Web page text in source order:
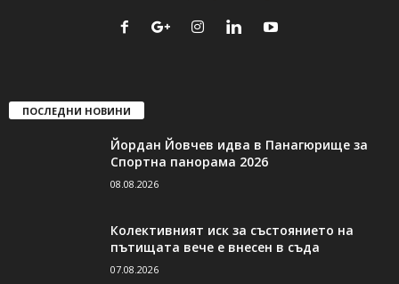
ПОСЛЕДНИ НОВИНИ
Йордан Йовчев идва в Панагюрище за
Спортна панорама 2026
08.08.2026
Колективният иск за състоянието на
пътищата вече е внесен в съда
07.08.2026